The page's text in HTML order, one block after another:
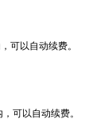
可以自动续费。
可以自动续费。